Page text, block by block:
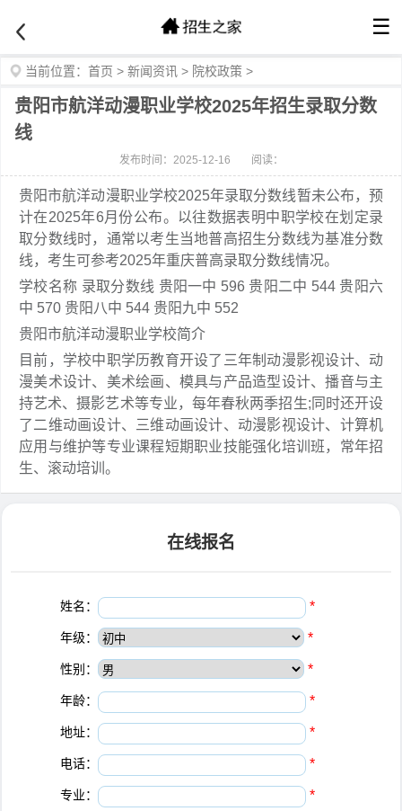
☰
当前位置： 首页 > 新闻资讯 > 院校政策 >
贵阳市航洋动漫职业学校2025年招生录取分数
线
发布时间：2025-12-16 阅读：
贵阳市航洋动漫职业学校2025年录取分数线暂未公布，预
计在2025年6月份公布。以往数据表明中职学校在划定录
取分数线时，通常以考生当地普高招生分数线为基准分数
线，考生可参考2025年重庆普高录取分数线情况。
学校名称 录取分数线 贵阳一中 596 贵阳二中 544 贵阳六
中 570 贵阳八中 544 贵阳九中 552
贵阳市航洋动漫职业学校简介
目前，学校中职学历教育开设了三年制动漫影视设计、动
漫美术设计、美术绘画、模具与产品造型设计、播音与主
持艺术、摄影艺术等专业，每年春秋两季招生;同时还开设
了二维动画设计、三维动画设计、动漫影视设计、计算机
应用与维护等专业课程短期职业技能强化培训班，常年招
生、滚动培训。
在线报名
姓名： *
年级： *
性别： *
年龄： *
地址： *
电话： *
专业： *